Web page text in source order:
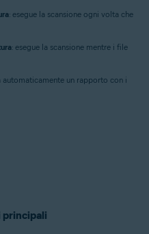
: esegue la scansione ogni volta che
: esegue la scansione mentre i file
automaticamente un rapporto con i